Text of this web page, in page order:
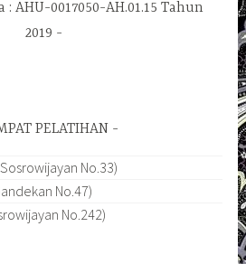
AHU-0017050-AH.01.15 Tahun
2019
PELATIHAN
No.33)
No.47)
No.242)